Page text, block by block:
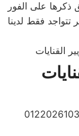
ذكرها على الفور
فقط لدينا
القنايات